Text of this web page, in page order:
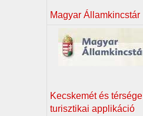
Magyar Államkincstár
Kecskemét és térsége
turisztikai applikáció